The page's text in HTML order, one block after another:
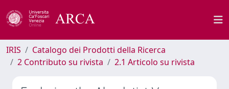
IRIS
Catalogo dei Prodotti della Ricerca
2 Contributo su rivista
2.1 Articolo su rivista